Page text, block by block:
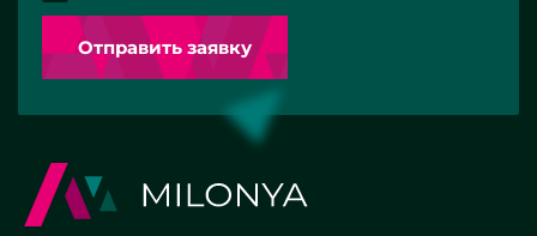
Отправить заявку